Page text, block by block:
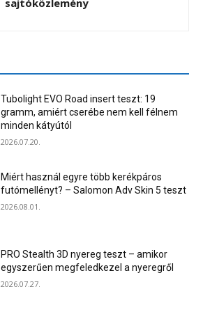
sajtóközlemény
Tubolight EVO Road insert teszt: 19
gramm, amiért cserébe nem kell félnem
minden kátyútól
2026.07.20.
Miért használ egyre több kerékpáros
futómellényt? – Salomon Adv Skin 5 teszt
2026.08.01.
PRO Stealth 3D nyereg teszt – amikor
egyszerűen megfeledkezel a nyeregről
2026.07.27.